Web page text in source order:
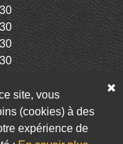
Infolettre
site, vous
(cookies) à des
expérience de